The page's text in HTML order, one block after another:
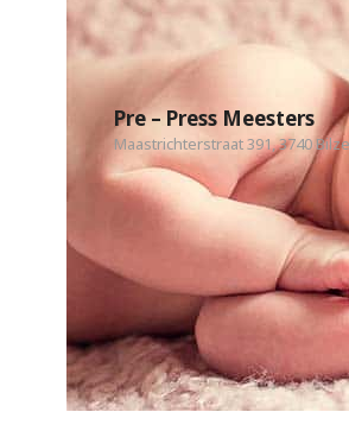
Pre – Press Meesters
Maastrichterstraat 391, 3740